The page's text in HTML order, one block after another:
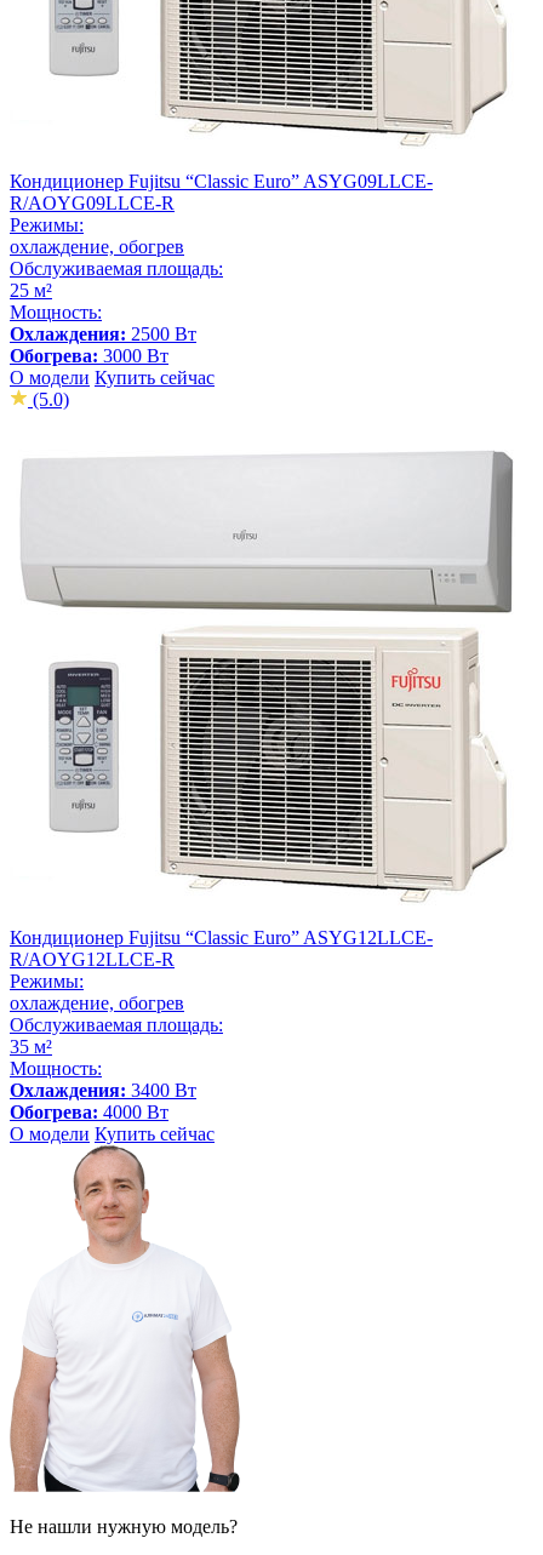
Кондиционер Fujitsu “Classic Euro” ASYG09LLCE-
R/AOYG09LLCE-R
Режимы:
охлаждение, обогрев
Обслуживаемая площадь:
25 м²
Мощность:
Охлаждения: 2500 Вт
Обогрева: 3000 Вт
О модели Купить сейчас
(5.0)
Кондиционер Fujitsu “Classic Euro” ASYG12LLCE-
R/AOYG12LLCE-R
Режимы:
охлаждение, обогрев
Обслуживаемая площадь:
35 м²
Мощность:
Охлаждения: 3400 Вт
Обогрева: 4000 Вт
О модели Купить сейчас
Не нашли нужную модель?